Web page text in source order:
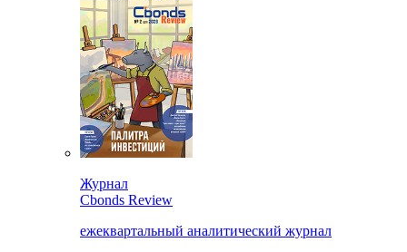
Журнал
Cbonds Review
ежеквартальный аналитический журнал